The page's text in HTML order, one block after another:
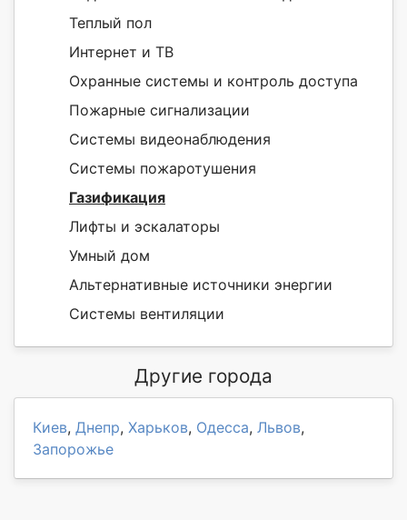
Теплый пол
Интернет и ТВ
Охранные системы и контроль доступа
Пожарные сигнализации
Системы видеонаблюдения
Системы пожаротушения
Газификация
Лифты и эскалаторы
Умный дом
Альтернативные источники энергии
Системы вентиляции
Другие города
Киев, Днепр, Харьков, Одесса, Львов,
Запорожье